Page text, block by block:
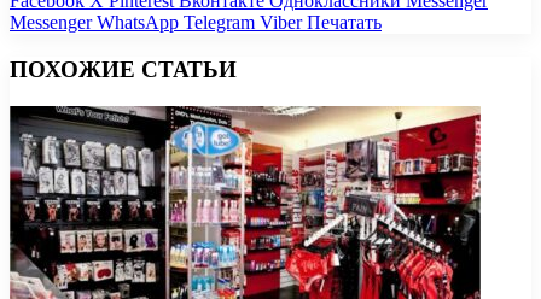
Messenger WhatsApp Telegram Viber Печатать
ПОХОЖИЕ СТАТЬИ